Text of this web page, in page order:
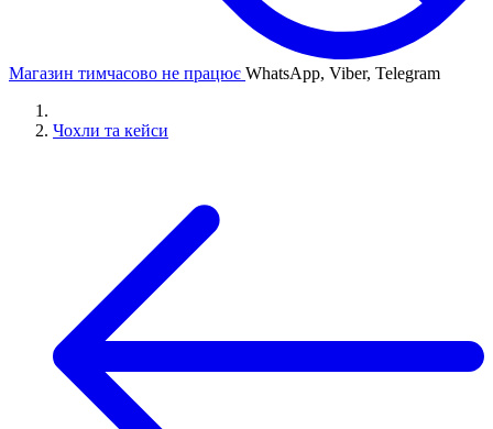
Магазин тимчасово не працює WhatsApp, Viber, Telegram
Чохли та кейси